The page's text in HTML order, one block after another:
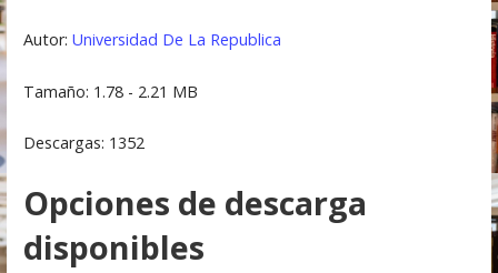
Autor: Universidad De La Republica
Tamaño: 1.78 - 2.21 MB
Descargas: 1352
Opciones de descarga
disponibles